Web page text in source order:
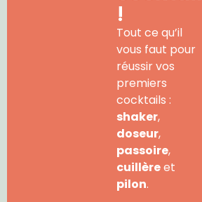
!
Tout ce qu’il
vous faut pour
réussir vos
premiers
cocktails :
shaker,
doseur,
passoire,
cuillèreet
pilon.